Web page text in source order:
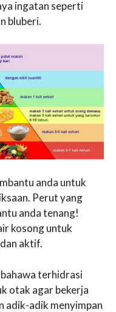
ingatan seperti
bluberi.
anda untuk
Perut yang
anda tenang!
kosong untuk
aktif.
terhidrasi
otak agar bekerja
adik-adik menyimpan